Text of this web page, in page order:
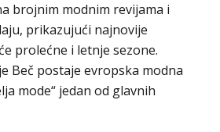
brojnim modnim revijama i
prikazujući najnovije
prolećne i letnje sezone.
Beč postaje evropska modna
mode“ jedan od glavnih